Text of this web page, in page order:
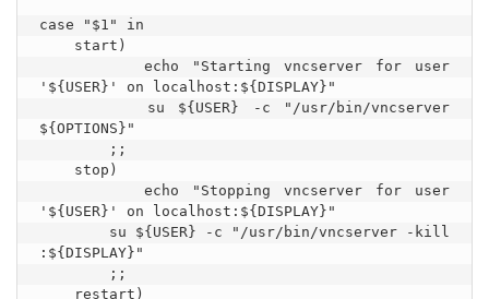
case "$1" in
'${USER}' on localhost:${DISPLAY}"
${OPTIONS}"
'${USER}' on localhost:${DISPLAY}"
:${DISPLAY}"